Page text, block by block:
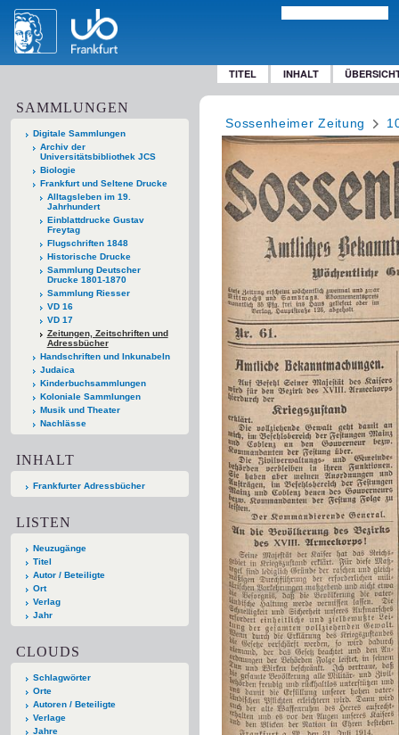
TITEL INHALT
SAMMLUNGEN
Digitale Sammlungen
Archiv der
Universitätsbibliothek JCS
Biologie
Frankfurt und Seltene Drucke
Alltagsleben im 19.
Jahrhundert
Einblattdrucke Gustav
Freytag
Flugschriften 1848
Historische Drucke
Sammlung Deutscher
Drucke 1801-1870
Sammlung Riesser
VD 16
VD 17
Zeitungen, Zeitschriften und
Adressbücher
Handschriften und Inkunabeln
Judaica
Kinderbuchsammlungen
Koloniale Sammlungen
Musik und Theater
Nachlässe
INHALT
Frankfurter Adressbücher
LISTEN
Neuzugänge
Titel
Autor / Beteiligte
Ort
Verlag
Jahr
CLOUDS
Schlagwörter
Orte
Autoren / Beteiligte
Verlage
Jahre
Sossenheimer Zeitung